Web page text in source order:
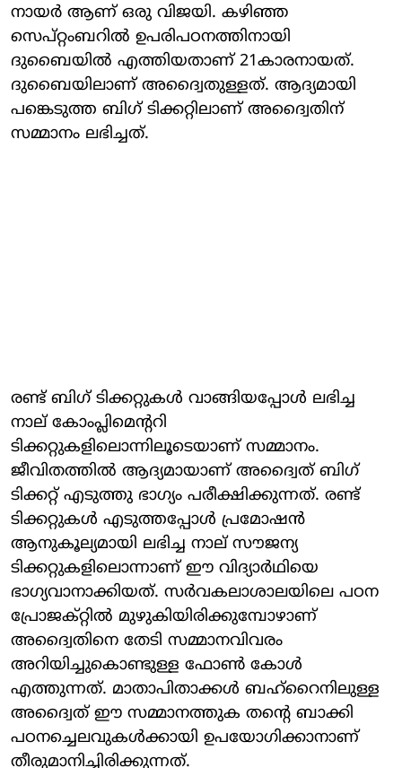
നായര്‍ ആണ് ഒരു വിജയി. കഴിഞ്ഞ
സെപ്റ്റംബറില്‍ ഉപരിപഠനത്തിനായി
ദുബൈയില്‍ എത്തിയതാണ് 21കാരനായത്.
ദുബൈയിലാണ് അദ്വൈതുള്ളത്. ആദ്യമായി
പങ്കെടുത്ത ബിഗ് ടിക്കറ്റിലാണ് അദ്വൈതിന്
സമ്മാനം ലഭിച്ചത്.
രണ്ട് ബിഗ് ടിക്കറ്റുകള്‍ വാങ്ങിയപ്പോള്‍ ലഭിച്ച
നാല് കോംപ്ലിമെന്ററി
ടിക്കറ്റുകളിലൊന്നിലൂടെയാണ് സമ്മാനം.
ജീവിതത്തില്‍ ആദ്യമായാണ് അദ്വൈത് ബിഗ്
ടിക്കറ്റ് എടുത്തു ഭാഗ്യം പരീക്ഷിക്കുന്നത്. രണ്ട്
ടിക്കറ്റുകള്‍ എടുത്തപ്പോള്‍ പ്രമോഷന്‍
ആനുകൂല്യമായി ലഭിച്ച നാല് സൗജന്യ
ടിക്കറ്റുകളിലൊന്നാണ് ഈ വിദ്യാര്‍ഥിയെ
ഭാഗ്യവാനാക്കിയത്. സര്‍വകലാശാലയിലെ പഠന
പ്രോജക്റ്റില്‍ മുഴുകിയിരിക്കുമ്പോഴാണ്
അദ്വൈതിനെ തേടി സമ്മാനവിവരം
അറിയിച്ചുകൊണ്ടുള്ള ഫോണ്‍ കോള്‍
എത്തുന്നത്. മാതാപിതാക്കള്‍ ബഹ്‌റൈനിലുള്ള
അദ്വൈത് ഈ സമ്മാനത്തുക തന്റെ ബാക്കി
പഠനച്ചെലവുകള്‍ക്കായി ഉപയോഗിക്കാനാണ്
തീരുമാനിച്ചിരിക്കുന്നത്.